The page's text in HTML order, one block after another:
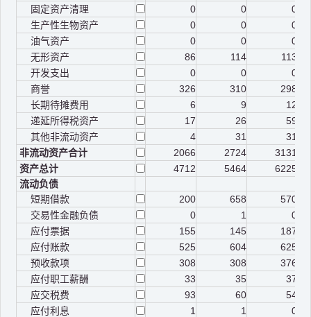
固定资产清理
0 0
0
生产性生物资产
0 0
0
油气资产
0 0
0
无形资产
86 114
113
开发支出
0 0
0
商誉
326 310
298
长期待摊费用
6 9
12
递延所得税资产
17 26
59
其他非流动资产
4 31
31
非流动资产合计
2066 2724
3131
资产总计
4712 5464
6225
流动负债
短期借款
200 658
570
交易性金融负债
0 1
0
应付票据
155 145
187
应付账款
525 604
625
预收款项
308 308
376
应付职工薪酬
33 35
37
应交税费
93 60
54
应付利息
1 1
0